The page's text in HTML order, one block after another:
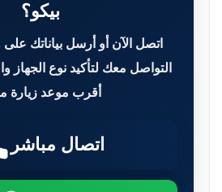
بيكو؟
اتصل الآن أو أرسل بياناتك
التواصل معك لتأكيد نوع الجهاز
أقرب موعد زيارة
اتصال مباشر